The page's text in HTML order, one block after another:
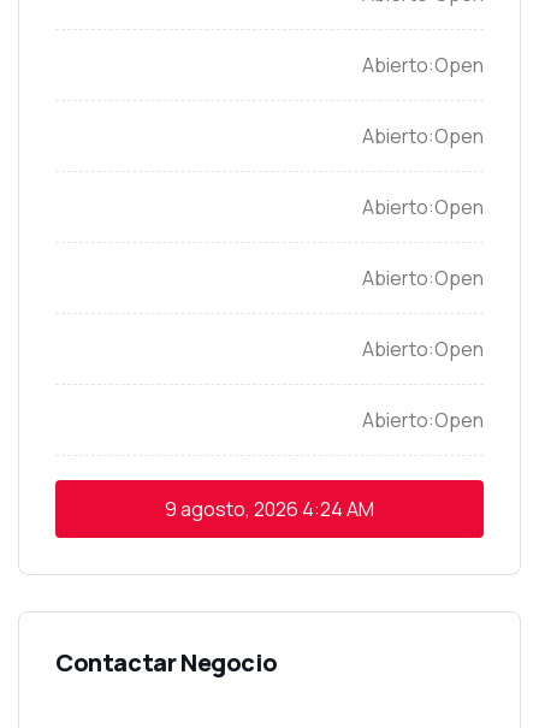
Open
Open
Open
Open
Open
Open
9 agosto, 2026 4:24 AM